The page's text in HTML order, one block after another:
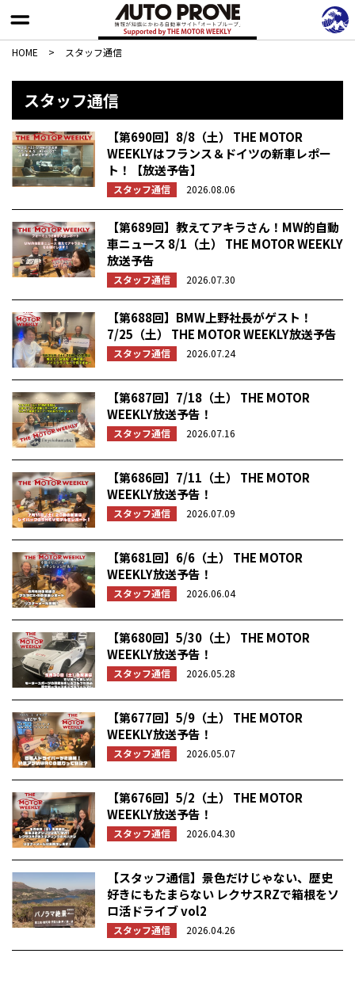
HOME > スタッフ通信
スタッフ通信
【第690回】8/8（土） THE MOTOR
WEEKLYはフランス＆ドイツの新車レポー
ト！【放送予告】
スタッフ通信 2026.08.06
【第689回】教えてアキラさん！MW的自動
車ニュース 8/1（土） THE MOTOR WEEKLY
放送予告
スタッフ通信 2026.07.30
【第688回】BMW上野社長がゲスト！
7/25（土） THE MOTOR WEEKLY放送予告
スタッフ通信 2026.07.24
【第687回】7/18（土） THE MOTOR
WEEKLY放送予告！
スタッフ通信 2026.07.16
【第686回】7/11（土） THE MOTOR
WEEKLY放送予告！
スタッフ通信 2026.07.09
【第681回】6/6（土） THE MOTOR
WEEKLY放送予告！
スタッフ通信 2026.06.04
【第680回】5/30（土） THE MOTOR
WEEKLY放送予告！
スタッフ通信 2026.05.28
【第677回】5/9（土） THE MOTOR
WEEKLY放送予告！
スタッフ通信 2026.05.07
【第676回】5/2（土） THE MOTOR
WEEKLY放送予告！
スタッフ通信 2026.04.30
【スタッフ通信】景色だけじゃない、歴史
好きにもたまらない レクサスRZで箱根をソ
ロ活ドライブ vol2
スタッフ通信 2026.04.26